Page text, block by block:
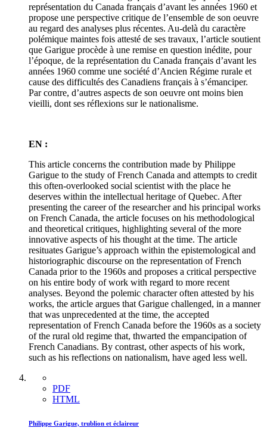
représentation du Canada français d’avant les années 1960 et
propose une perspective critique de l’ensemble de son oeuvre
au regard des analyses plus récentes. Au-delà du caractère
polémique maintes fois attesté de ses travaux, l’article soutient
que Garigue procède à une remise en question inédite, pour
l’époque, de la représentation du Canada français d’avant les
années 1960 comme une société d’Ancien Régime rurale et
cause des difficultés des Canadiens français à s’émanciper.
Par contre, d’autres aspects de son oeuvre ont moins bien
vieilli, dont ses réflexions sur le nationalisme.
EN :
This article concerns the contribution made by Philippe
Garigue to the study of French Canada and attempts to credit
this often-overlooked social scientist with the place he
deserves within the intellectual heritage of Quebec. After
presenting the career of the researcher and his principal works
on French Canada, the article focuses on his methodological
and theoretical critiques, highlighting several of the more
innovative aspects of his thought at the time. The article
resituates Garigue’s approach within the epistemological and
historiographic discourse on the representation of French
Canada prior to the 1960s and proposes a critical perspective
on his entire body of work with regard to more recent
analyses. Beyond the polemic character often attested by his
works, the article argues that Garigue challenged, in a manner
that was unprecedented at the time, the accepted
representation of French Canada before the 1960s as a society
of the rural old regime that, thwarted the empancipation of
French Canadians. By contrast, other aspects of his work,
such as his reflections on nationalism, have aged less well.
PDF
HTML
Philippe Garigue, trublion et éclaireur